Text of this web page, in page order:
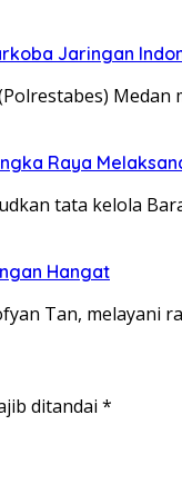
Jaringan
Raya
tata kelola
Hangat
Tan, melayani
ditandai *